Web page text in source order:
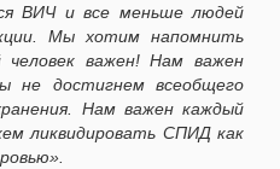
ВИЧ и все меньше людей
Мы хотим напомнить
важен! Нам важен
не достигнем всеобщего
Нам важен каждый
ликвидировать СПИД как